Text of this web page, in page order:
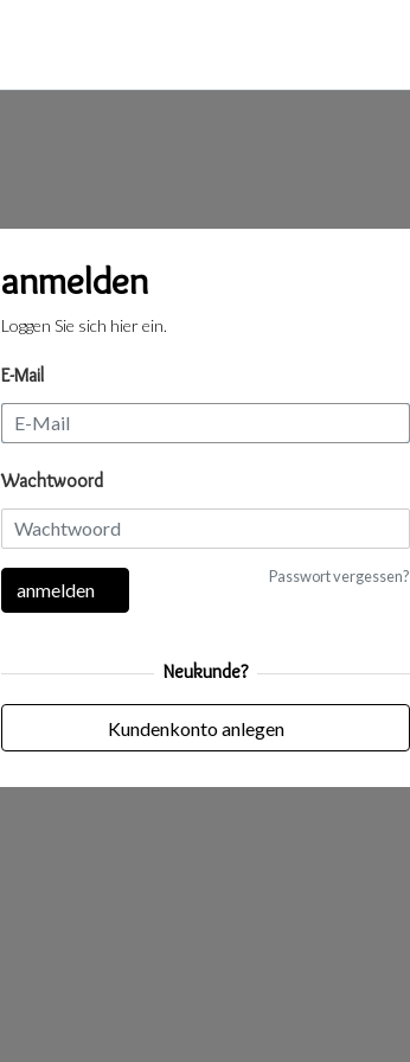
anmelden
Loggen Sie sich hier ein.
E-Mail
Wachtwoord
Passwort vergessen?
anmelden
Neukunde?
Kundenkonto anlegen